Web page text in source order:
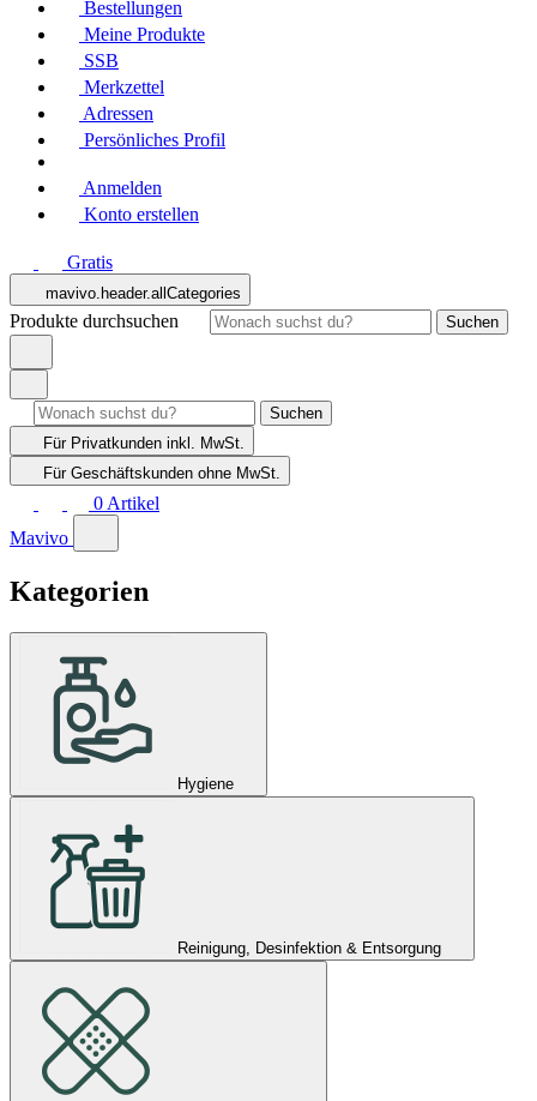
Bestellungen
Meine Produkte
SSB
Merkzettel
Adressen
Persönliches Profil
Anmelden
Konto erstellen
Gratis
mavivo.header.allCategories
Produkte durchsuchen Suchen
Suchen
Für Privatkunden inkl. MwSt.
Für Geschäftskunden ohne MwSt.
0 Artikel
Mavivo
Kategorien
Hygiene
Reinigung, Desinfektion & Entsorgung